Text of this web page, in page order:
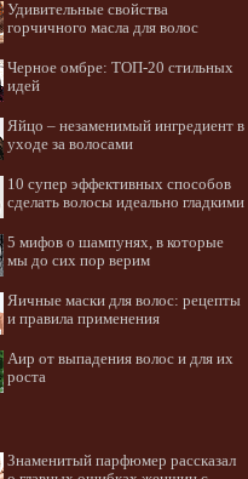
Удивительные свойства
горчичного масла для волос
Черное омбре: ТОП-20 стильных
идей
Яйцо – незаменимый ингредиент в
уходе за волосами
10 супер эффективных способов
сделать волосы идеально гладкими
5 мифов о шампунях, в которые
мы до сих пор верим
Яичные маски для волос: рецепты
и правила применения
Аир от выпадения волос и для их
роста
Знаменитый парфюмер рассказал